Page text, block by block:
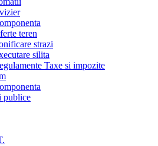
teren
strazi
silita
Taxe si impozite
publice